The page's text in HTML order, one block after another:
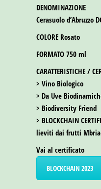
DENOMINAZIONE
Cerasuolo d’Abruzzo
COLORE Rosato
FORMATO 750 ml
CARATTERISTICHE /
> Vino Biologico
> Da Uve
> Biodiversity Friend
> BLOCKCHAIN
lieviti dai frutti
Vai al certificato
BLOCKCHAIN 2023